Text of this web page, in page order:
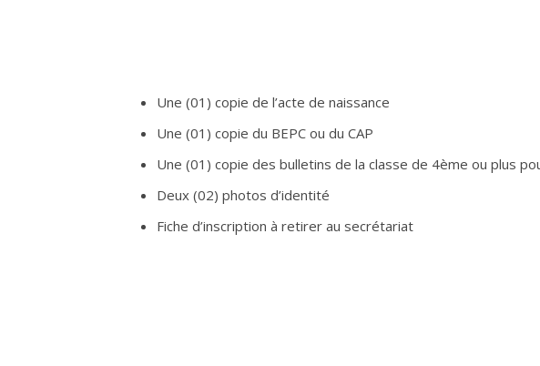
Une (01) copie de l’acte de naissance
Une (01) copie du BEPC ou du CAP
Une (01) copie des bulletins de la classe de 4ème ou plus
Deux (02) photos d’identité
Fiche d’inscription à retirer au secrétariat